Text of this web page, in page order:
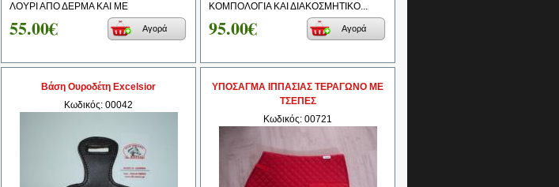
ΛΟΥΡΙ ΑΠΟ ΔΕΡΜΑ ΚΑΙ ΜΕ
55.00€ Αγορά
ΚΟΜΠΟΛΟΓΙΑ ΚΑΙ ΔΙΑΚΟΣΜΗΤΙΚΟ...
95.00€ Αγορά
Βάση Ουροδέτη Excelsior
Κωδικός: 00042
ΥΠΟΣΑΓΜΑ ΙΠΠΑΣΙΑΣ ΤΕΡΑΓΩΝΟ ΜΕ
ΤΣΕΠΕΣ
Κωδικός: 00721